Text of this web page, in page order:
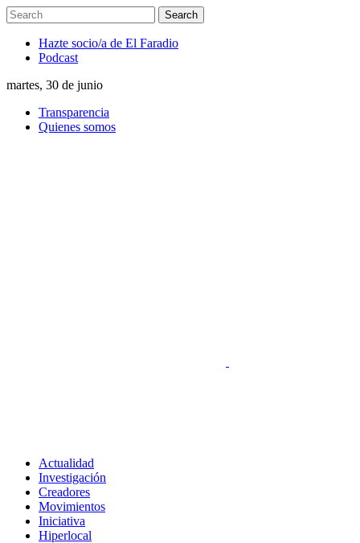
Hazte socio/a de El Faradio
Podcast
martes, 30 de junio
Transparencia
Quienes somos
Actualidad
Investigación
Creadores
Movimientos
Iniciativa
Hiperlocal